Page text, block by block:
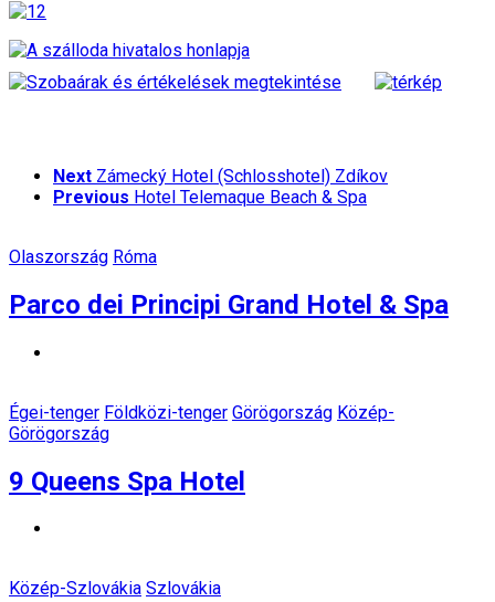
Next Zámecký Hotel (Schlosshotel) Zdíkov
Previous Hotel Telemaque Beach & Spa
Olaszország Róma
Parco dei Principi Grand Hotel & Spa
Égei-tenger Földközi-tenger Görögország Közép-
Görögország
9 Queens Spa Hotel
Közép-Szlovákia Szlovákia